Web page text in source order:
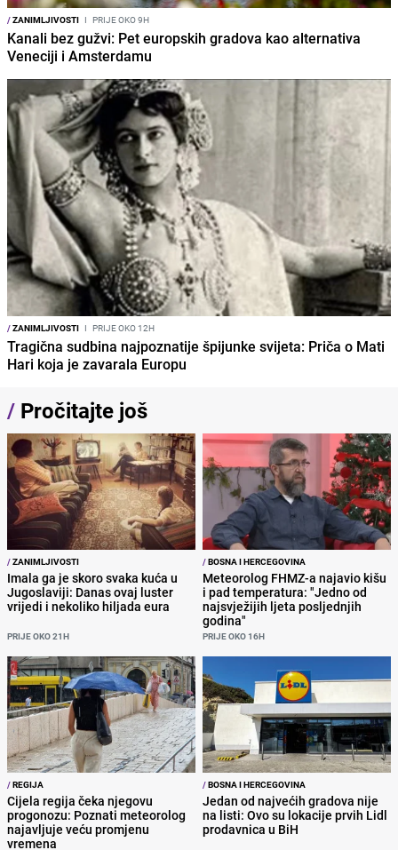
/ZANIMLJIVOSTI I PRIJE OKO 9H
Kanali bez gužvi: Pet europskih gradova kao alternativa
Veneciji i Amsterdamu
/ZANIMLJIVOSTI I PRIJE OKO 12H
Tragična sudbina najpoznatije špijunke svijeta: Priča o Mati
Hari koja je zavarala Europu
/ Pročitajte još
/ZANIMLJIVOSTI
Imala ga je skoro svaka kuća u
Jugoslaviji: Danas ovaj luster
vrijedi i nekoliko hiljada eura
PRIJE OKO 21H
/BOSNA I HERCEGOVINA
Meteorolog FHMZ-a najavio kišu
i pad temperatura: "Jedno od
najsvježijih ljeta posljednjih
godina"
PRIJE OKO 16H
/REGIJA
Cijela regija čeka njegovu
progonozu: Poznati meteorolog
najavljuje veću promjenu
vremena
/BOSNA I HERCEGOVINA
Jedan od najvećih gradova nije
na listi: Ovo su lokacije prvih Lidl
prodavnica u BiH